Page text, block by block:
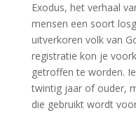
Exodus, het verhaal
mensen een soort
uitverkoren volk van
registratie kon je
getroffen te worden.
twintig jaar of ouder,
die gebruikt wordt